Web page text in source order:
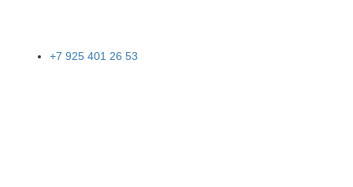
+7 925 401 26 53